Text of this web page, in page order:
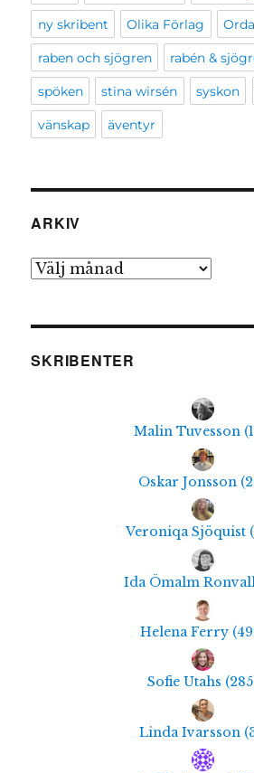
ny skribent Olika Förlag
raben och sjögren rabén &
spöken stina wirsén syskon
vänskap äventyr
ARKIV
Arkiv
SKRIBENTER
Malin Tuvesson (
Oskar Jonsson (
Veroniqa Sjöquist (
Ida Ömalm Ronvall
Helena Ferry (
Sofie Utahs (285
Linda Ivarsson (